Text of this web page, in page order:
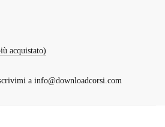
acquistato)
a info@downloadcorsi.com